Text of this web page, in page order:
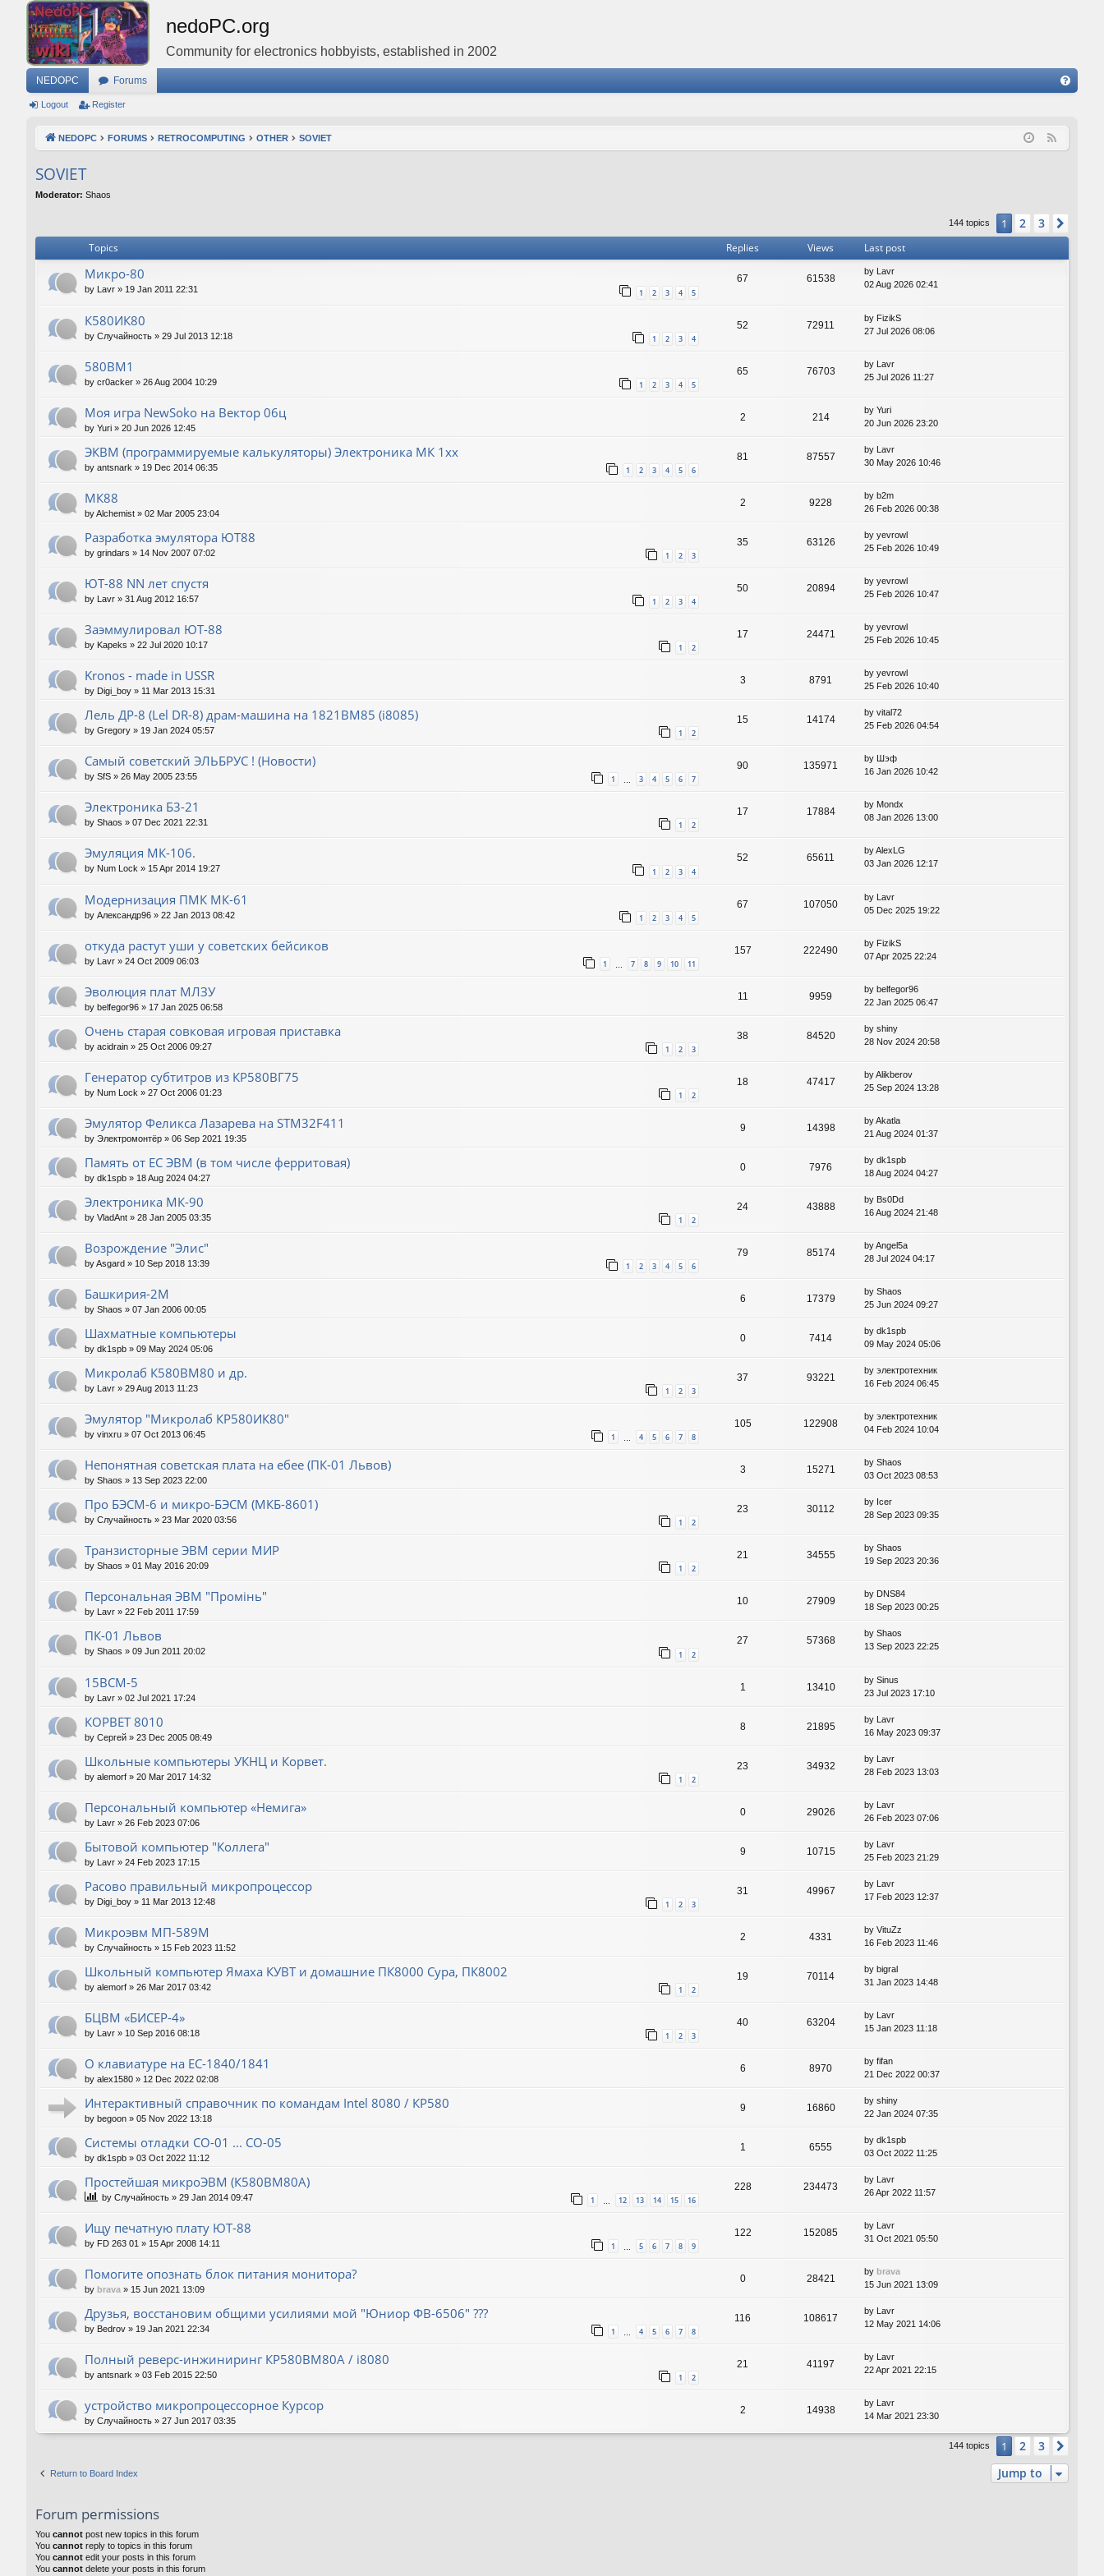
nedoPC.org
Community for electronics hobbyists, established in 2002
NEDOPC Forums
Q
Logout Register
NEDOPC FORUMS RETROCOMPUTING OTHER SOVIET
SOVIET
Moderator: Shaos
144 topics 1 2 3
Topics Replies Views Last post
Микро-80
by Lavr » 19 Jan 2011 22:31 1 2 3 4 5
67 61538
by Lavr
02 Aug 2026 02:41
К580ИК80
by Случайность » 29 Jul 2013 12:18 1 2 3 4
52 72911
by FizikS
27 Jul 2026 08:06
580ВМ1
by cr0acker » 26 Aug 2004 10:29 1 2 3 4 5
65 76703
by Lavr
25 Jul 2026 11:27
Моя игра NewSoko на Вектор 06ц
by Yuri » 20 Jun 2026 12:45
2 214
by Yuri
20 Jun 2026 23:20
ЭКВМ (программируемые калькуляторы) Электроника МК 1хх
by antsnark » 19 Dec 2014 06:35 1 2 3 4 5 6
81 87557
by Lavr
30 May 2026 10:46
МК88
byAlchemist » 02 Mar 2005 23:04
2 9228
by b2m
26 Feb 2026 00:38
Разработка эмулятора ЮТ88
by grindars » 14 Nov 2007 07:02 1 2 3
35 63126
by yevrowl
25 Feb 2026 10:49
ЮТ-88 NN лет спустя
by Lavr » 31 Aug 2012 16:57 1 2 3 4
50 20894
by yevrowl
25 Feb 2026 10:47
Заэммулировал ЮТ-88
by Kapeks » 22 Jul 2020 10:17 1 2
17 24471
by yevrowl
25 Feb 2026 10:45
Kronos - made in USSR
by Digi_boy » 11 Mar 2013 15:31
3 8791
by yevrowl
25 Feb 2026 10:40
Лель ДР-8 (Lel DR-8) драм-машина на 1821ВМ85 (i8085)
by Gregory » 19 Jan 2024 05:57 1 2
15 14174
by vital72
25 Feb 2026 04:54
Самый советский ЭЛЬБРУС ! (Новости)
by SfS » 26 May 2005 23:55 1 … 3 4 5 6 7
90 135971
by
Шэф
16 Jan 2026 10:42
Электроника Б3-21
by Shaos » 07 Dec 2021 22:31 1 2
17 17884
by Mondx
08 Jan 2026 13:00
Эмуляция МК-106.
by Num Lock » 15 Apr 2014 19:27 1 2 3 4
52 65611
byAlexLG
03 Jan 2026 12:17
Модернизация ПМК МК-61
by Александр96 » 22 Jan 2013 08:42 1 2 3 4 5
67 107050
by Lavr
05 Dec 2025 19:22
откуда растут уши у советских бейсиков
by Lavr » 24 Oct 2009 06:03 1 7 8 9 10 11
157 222490
by FizikS
07 Apr 2025 22:24
Эволюция плат МЛЗУ
by belfegor96 » 17 Jan 2025 06:58
11 9959
by belfegor96
22 Jan 2025 06:47
Очень старая совковая игровая приставка
by acidrain » 25 Oct 2006 09:27 1 2 3
38 84520
by shiny
28 Nov 2024 20:58
Генератор субтитров из КР580ВГ75
by Num Lock » 27 Oct 2006 01:23 1 2
18 47417
byAlikberov
25 Sep 2024 13:28
Эмулятор Феликса Лазарева на STM32F411
by Электромонтёр » 06 Sep 2021 19:35
9 14398
byAkatla
21 Aug 2024 01:37
Память от ЕС ЭВМ (в том числе ферритовая)
by dk1spb » 18 Aug 2024 04:27
0 7976
by dk1spb
18 Aug 2024 04:27
Электроника МК-90
by VladAnt » 28 Jan 2005 03:35 1 2
24 43888
by Bs0Dd
16 Aug 2024 21:48
Возрождение "Элис"
byAsgard » 10 Sep 2018 13:39 1 2 3 4 5 6
79 85174
byAngel5a
28 Jul 2024 04:17
Башкирия-2М
by Shaos » 07 Jan 2006 00:05
6 17379
by Shaos
25 Jun 2024 09:27
Шахматные компьютеры
by dk1spb » 09 May 2024 05:06
0 7414
by dk1spb
09 May 2024 05:06
Микролаб К580ВМ80 и др.
by Lavr » 29 Aug 2013 11:23 1 2 3
37 93221
by электротехник
16 Feb 2024 06:45
Эмулятор "Микролаб КР580ИК80"
by vinxru » 07 Oct 2013 06:45 1 … 4 5 6 7 8
105 122908
by электротехник
04 Feb 2024 10:04
Непонятная советская плата на ебее (ПК-01 Львов)
by Shaos » 13 Sep 2023 22:00
3 15271
by Shaos
03 Oct 2023 08:53
Про БЭСМ-6 и микро-БЭСМ (МКБ-8601)
by Случайность » 23 Mar 2020 03:56 1 2
23 30112
by Icer
28 Sep 2023 09:35
Транзисторные ЭВМ серии МИР
by Shaos » 01 May 2016 20:09 1 2
21 34555
by Shaos
19 Sep 2023 20:36
Персональная ЭВМ "Промiнь"
by Lavr » 22 Feb 2011 17:59
10 27909
by DNS84
18 Sep 2023 00:25
ПК-01 Львов
by Shaos » 09 Jun 2011 20:02 1 2
27 57368
by Shaos
13 Sep 2023 22:25
15ВСМ-5
by Lavr » 02 Jul 2021 17:24
1 13410
by Sinus
23 Jul 2023 17:10
КОРВЕТ 8010
by Сергей » 23 Dec 2005 08:49
8 21895
by Lavr
16 May 2023 09:37
Школьные компьютеры УКНЦ и Корвет.
by alemorf » 20 Mar 2017 14:32 1 2
23 34932
by Lavr
28 Feb 2023 13:03
Персональный компьютер «Немига»
by Lavr » 26 Feb 2023 07:06
0 29026
by Lavr
26 Feb 2023 07:06
Бытовой компьютер "Коллега"
by Lavr » 24 Feb 2023 17:15
9 10715
by Lavr
25 Feb 2023 21:29
Расово правильный микропроцессор
by Digi_boy » 11 Mar 2013 12:48 1 2 3
31 49967
by Lavr
17 Feb 2023 12:37
Микроэвм МП-589М
by Случайность » 15 Feb 2023 11:52
2 4331
by VituZz
16 Feb 2023 11:46
Школьный компьютер Ямаха КУВТ и домашние ПК8000 Сура, ПК8002
by alemorf » 26 Mar 2017 03:42 1 2
19 70114
by bigral
31 Jan 2023 14:48
БЦВМ «БИСЕР-4»
by Lavr » 10 Sep 2016 08:18 1 2 3
40 63204
by Lavr
15 Jan 2023 11:18
О клавиатуре на ЕС-1840/1841
by alex1580 » 12 Dec 2022 02:08
6 8970
by fifan
21 Dec 2022 00:37
Интерактивный справочник по командам Intel 8080 / КР580
by begoon » 05 Nov 2022 13:18
9 16860
by shiny
22 Jan 2024 07:35
Системы отладки СО-01 ... СО-05
by dk1spb » 03 Oct 2022 11:12
1 6555
by dk1spb
03 Oct 2022 11:25
Простейшая микроЭВМ (К580ВМ80А)
by Случайность » 29 Jan 2014 09:47 1 … 12 13 14 15 16
228 234473
by Lavr
26 Apr 2022 11:57
Ищу печатную плату ЮТ-88
by FD 263 01 » 15 Apr 2008 14:11 1 … 5 6 7 8 9
122 152085
by Lavr
31 Oct 2021 05:50
Помогите опознать блок питания монитора?
by brava » 15 Jun 2021 13:09
0 28421
by brava
15 Jun 2021 13:09
Друзья, восстановим общими усилиями мой "Юниор ФВ-6506" ???
by Bedrov » 19 Jan 2021 22:34 1 … 4 5 6 7 8
116 108617
by Lavr
12 May 2021 14:06
Полный реверс-инжиниринг КР580ВМ80А / i8080
by antsnark » 03 Feb 2015 22:50 1 2
21 41197
by
Lavr
22 Apr 2021 22:15
устройство микропроцессорное Курсор
by Случайность » 27 Jun 2017 03:35
2 14938
by
Lavr
14 Mar 2021 23:30
144 topics 1 2 3
Return to Board Index Jump to
Forum permissions
You cannot post new topics in this forum
You cannot reply to topics in this forum
You cannot edit your posts in this forum
You cannot delete your posts in this forum